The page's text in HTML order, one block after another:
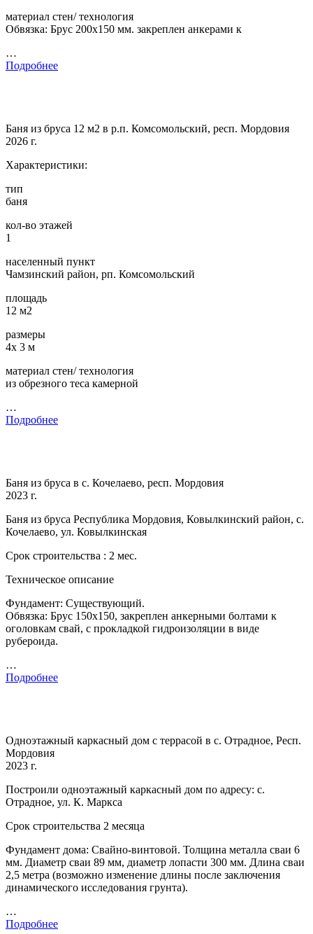
материал стен/ технология
Обвязка: Брус 200х150 мм. закреплен анкерами к
…
Подробнее
Баня из бруса 12 м2 в р.п. Комсомольский, респ. Мордовия
2026 г.
Характеристики:
тип
баня
кол-во этажей
1
населенный пункт
Чамзинский район, рп. Комсомольский
площадь
12 м2
размеры
4х 3 м
материал стен/ технология
из обрезного теса камерной
…
Подробнее
Баня из бруса в с. Кочелаево, респ. Мордовия
2023 г.
Баня из бруса Республика Мордовия, Ковылкинский район, с.
Кочелаево, ул. Ковылкинская
Срок строительства : 2 мес.
Техническое описание
Фундамент: Существующий.
Обвязка: Брус 150х150, закреплен анкерными болтами к
оголовкам свай, с прокладкой гидроизоляции в виде
рубероида.
…
Подробнее
Одноэтажный каркасный дом с террасой в с. Отрадное, Респ.
Мордовия
2023 г.
Построили одноэтажный каркасный дом по адресу: с.
Отрадное, ул. К. Маркса
Срок строительства 2 месяца
Фундамент дома: Свайно-винтовой. Толщина металла сваи 6
мм. Диаметр сваи 89 мм, диаметр лопасти 300 мм. Длина сваи
2,5 метра (возможно изменение длины после заключения
динамического исследования грунта).
…
Подробнее